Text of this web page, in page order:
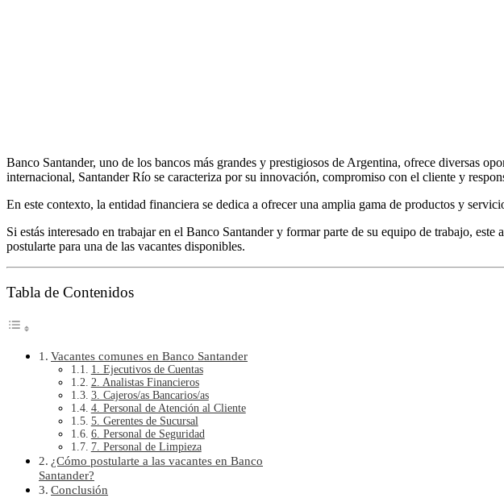
Banco Santander, uno de los bancos más grandes y prestigiosos de Argentina, ofrece diversas
internacional, Santander Río se caracteriza por su innovación, compromiso con el cliente y
En este contexto, la entidad financiera se dedica a ofrecer una amplia gama de productos y
Si estás interesado en trabajar en el Banco Santander y formar parte de su equipo de trabajo,
postularte para una de las vacantes disponibles.
Tabla de Contenidos
Vacantes comunes en Banco Santander
1. Ejecutivos de Cuentas
2. Analistas Financieros
3. Cajeros/as Bancarios/as
4. Personal de Atención al Cliente
5. Gerentes de Sucursal
6. Personal de Seguridad
7. Personal de Limpieza
¿Cómo postularte a las vacantes en Banco
Santander?
Conclusión